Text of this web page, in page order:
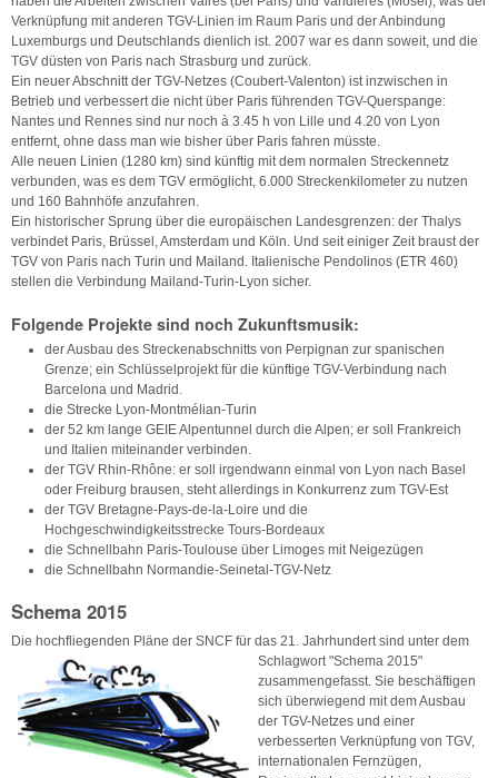
Verknüpfung mit anderen TGV-Linien im Raum Paris und der Anbindung
Luxemburgs und Deutschlands dienlich ist. 2007 war es dann soweit, und die
TGV düsten von Paris nach Strasburg und zurück.
Ein neuer Abschnitt der TGV-Netzes (Coubert-Valenton) ist inzwischen in
Betrieb und verbessert die nicht über Paris führenden TGV-Querspange:
Nantes und Rennes sind nur noch à 3.45 h von Lille und 4.20 von Lyon
entfernt, ohne dass man wie bisher über Paris fahren müsste.
Alle neuen Linien (1280 km) sind künftig mit dem normalen Streckennetz
verbunden, was es dem TGV ermöglicht, 6.000 Streckenkilometer zu nutzen
und 160 Bahnhöfe anzufahren.
Ein historischer Sprung über die europäischen Landesgrenzen: der Thalys
verbindet Paris, Brüssel, Amsterdam und Köln. Und seit einiger Zeit braust der
TGV von Paris nach Turin und Mailand. Italienische Pendolinos (ETR 460)
stellen die Verbindung Mailand-Turin-Lyon sicher.
Folgende Projekte sind noch Zukunftsmusik:
der Ausbau des Streckenabschnitts von Perpignan zur spanischen
Grenze; ein Schlüsselprojekt für die künftige TGV-Verbindung nach
Barcelona und Madrid.
die Strecke Lyon-Montmélian-Turin
der 52 km lange GEIE Alpentunnel durch die Alpen; er soll Frankreich
und Italien miteinander verbinden.
der TGV Rhin-Rhône: er soll irgendwann einmal von Lyon nach Basel
oder Freiburg brausen, steht allerdings in Konkurrenz zum TGV-Est
der TGV Bretagne-Pays-de-la-Loire und die
Hochgeschwindigkeitsstrecke Tours-Bordeaux
die Schnellbahn Paris-Toulouse über Limoges mit Neigezügen
die Schnellbahn Normandie-Seinetal-TGV-Netz
Schema 2015
Die hochfliegenden Pläne der SNCF für das 21. Jahrhundert sind unter dem
Schlagwort"Schema 2015"
zusammengefasst. Sie beschäftigen
sich überwiegend mit dem Ausbau
der TGV-Netzes und einer
verbesserten Verknüpfung von TGV,
internationalen Fernzügen,